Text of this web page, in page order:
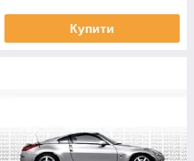
Купити